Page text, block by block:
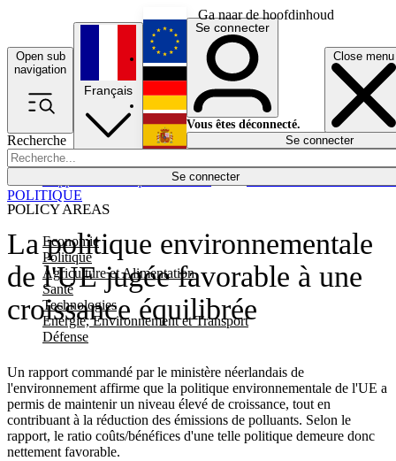
Ga naar de hoofdinhoud
Open sub
navigation
Close menu
Recherche
Se connecter
POLICY AREAS
Economie
Politique
Agriculture et Alimentation
Santé
Technologies
Energie, Environnement et Transport
Défense
Économie
Français
English
Deutsch
Español
Se connecter
Vous êtes déconnecté.
Se connecter
La politique environnementale
de l'UE jugée favorable à une
croissance équilibrée
Un rapport commandé par le ministère néerlandais de
l'environnement affirme que la politique environnementale de l'UE a
permis de maintenir un niveau élevé de croissance, tout en
contribuant à la réduction des émissions de polluants. Selon le
rapport, le ratio coûts/bénéfices d'une telle politique demeure donc
nettement favorable.
POLITIQUE